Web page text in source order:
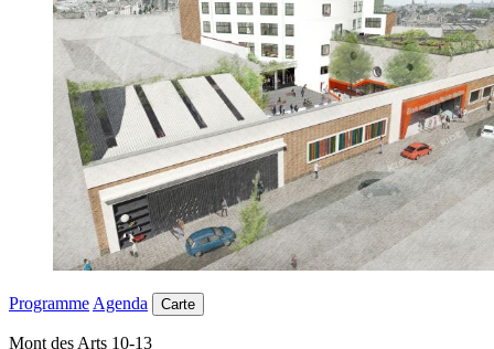
Programme Agenda Carte
Mont des Arts 10-13